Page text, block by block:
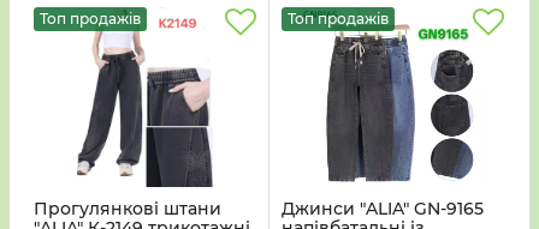
Топ продажів
Прогулянкові штани
Топ продажів
Джинси "ALIA" GN-9165